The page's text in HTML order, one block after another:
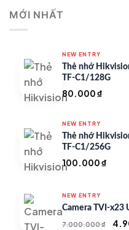
MỚI NHẤT
NEW ENTRY
Thẻ nhớ
TF-C1/128G
80.000₫
NEW ENTRY
Thẻ nhớ
TF-C1/256G
100.000₫
NEW ENTRY
Camera TVI-x23
7.000.000₫
Giá